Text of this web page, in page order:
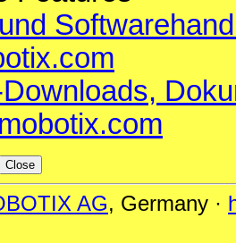
AG, Germany ·